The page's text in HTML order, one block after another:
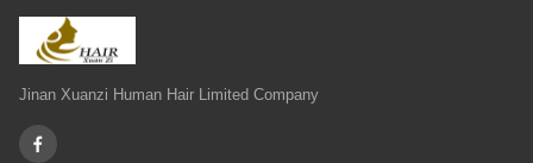
Jinan Xuanzi Human Hair Limited Company